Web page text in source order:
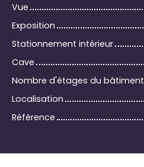
Vue
Exposition
Stationnement intérieur
Cave
Nombre d'étages du bâtiment
Localisation
Référence